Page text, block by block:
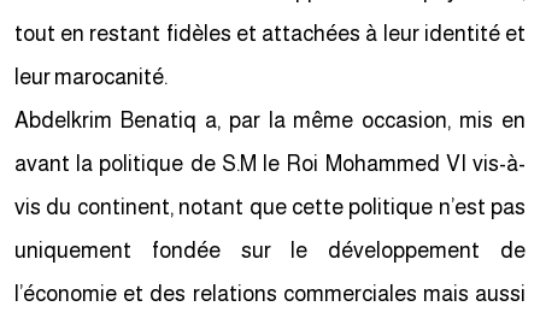
tout en restant fidèles et attachées à leur identité et
leur marocanité.
Abdelkrim Benatiq a, par la même occasion, mis en
avant la politique de S.M le Roi Mohammed VI vis-à-
vis du continent, notant que cette politique n’est pas
uniquement fondée sur le développement de
l’économie et des relations commerciales mais aussi